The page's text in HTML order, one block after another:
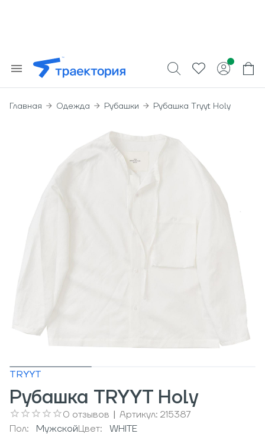
Главная Одежда Рубашки Рубашка Tryyt Holy
TRYYT
Рубашка TRYYT Holy
0 отзывов | Артикул: 215387
Пол:
МужcкойЦвет: WHITE